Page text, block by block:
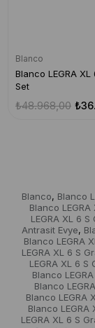
Blanco
Blanco LEGRA
Set
₺48.968,00
Blanco, Blanco
Blanco LEGRA
LEGRA XL 6
Antrasit Evye,
Blanco LEGRA
LEGRA XL 6 S
LEGRA XL 6
Blanco
Blanco
Blanco LEGRA
Blanco LEGRA
LEGRA XL 6 S